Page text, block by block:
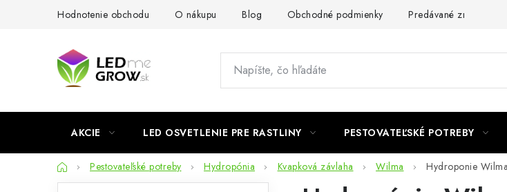
Hodnotenie obchodu O nákupu Blog Obchodné podmienky Predávané značky
AKCIE LED OSVETLENIE PRE RASTLINY PESTOVATEĽSKÉ POTREBY
DomovPestovateľské potreby Hydropónia Kvapková závlaha Wilma Hydroponie